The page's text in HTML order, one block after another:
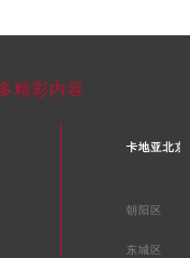
精彩内容
卡地亚北京
朝阳区
东城区